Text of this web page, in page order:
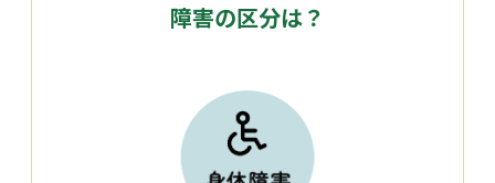
障害の区分は？